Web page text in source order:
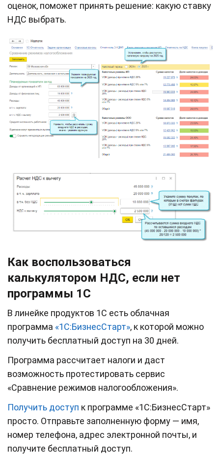
оценок, поможет принять решение: какую ставку
НДС выбрать.
Как воспользоваться
калькулятором НДС, если нет
программы 1С
В линейке продуктов 1С есть облачная
программа «1С:БизнесСтарт», к которой можно
получить бесплатный доступ на 30 дней.
Программа рассчитает налоги и даст
возможность протестировать сервис
«Сравнение режимов налогообложения».
Получить доступ к программе «1С:БизнесСтарт»
просто. Отправьте заполненную форму — имя,
номер телефона, адрес электронной почты, и
получите бесплатный доступ.